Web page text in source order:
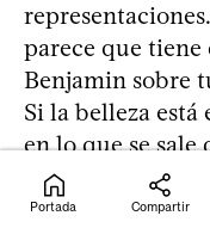
parece que
Benjamin sobre
Si la belleza
en lo que se sale
sale de lo
libros por temas
Portada Compartir